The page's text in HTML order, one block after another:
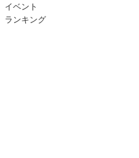
イベント
ランキング